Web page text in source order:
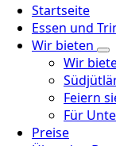
Startseite
Essen und
Wir bieten
Wir
Feiern
Für
Preise